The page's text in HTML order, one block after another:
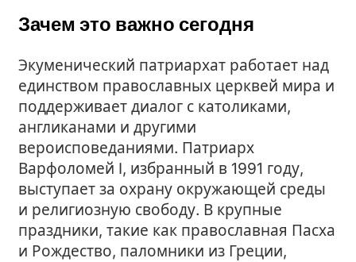
Зачем это важно сегодня
Экуменический патриархат работает над
единством православных церквей мира и
поддерживает диалог с католиками,
англиканами и другими
вероисповеданиями. Патриарх
Варфоломей I, избранный в 1991 году,
выступает за охрану окружающей среды
и религиозную свободу. В крупные
праздники, такие как православная Пасха
и Рождество, паломники из Греции,